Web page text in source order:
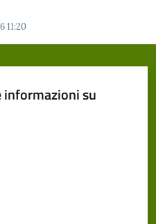
11:20
informazioni su